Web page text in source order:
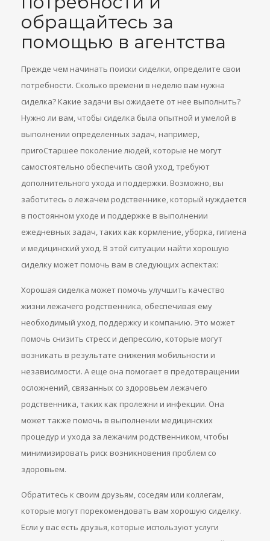
обращайтесь за
помощью в агентства
Прежде чем начинать поиски сиделки, определите свои
потребности. Сколько времени в неделю вам нужна
сиделка? Какие задачи вы ожидаете от нее выполнить?
Нужно ли вам, чтобы сиделка была опытной и умелой в
выполнении определенных задач, например,
пригоСтаршее поколение людей, которые не могут
самостоятельно обеспечить свой уход, требуют
дополнительного ухода и поддержки. Возможно, вы
заботитесь о лежачем родственнике, который нуждается
в постоянном уходе и поддержке в выполнении
ежедневных задач, таких как кормление, уборка, гигиена
и медицинский уход. В этой ситуации найти хорошую
сиделку может помочь вам в следующих аспектах:
Хорошая сиделка может помочь улучшить качество
жизни лежачего родственника, обеспечивая ему
необходимый уход, поддержку и компанию. Это может
помочь снизить стресс и депрессию, которые могут
возникать в результате снижения мобильности и
независимости. А еще она помогает в предотвращении
осложнений, связанных со здоровьем лежачего
родственника, таких как пролежни и инфекции. Она
может также помочь в выполнении медицинских
процедур и ухода за лежачим родственником, чтобы
минимизировать риск возникновения проблем со
здоровьем.
Обратитесь к своим друзьям, соседям или коллегам,
которые могут порекомендовать вам хорошую сиделку.
Если у вас есть друзья, которые используют услуги